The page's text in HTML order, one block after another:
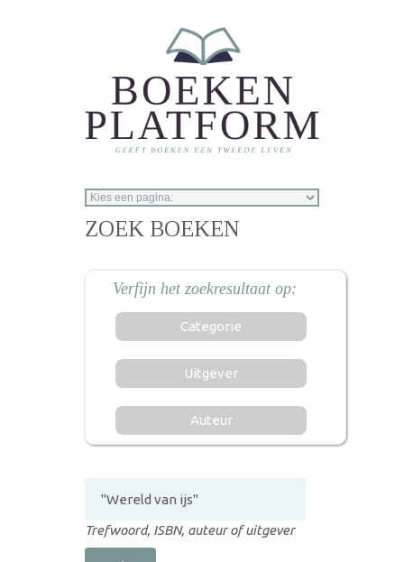
ZOEK BOEKEN
Categorie
Uitgever
Auteur
Trefwoord, ISBN, auteur of uitgever